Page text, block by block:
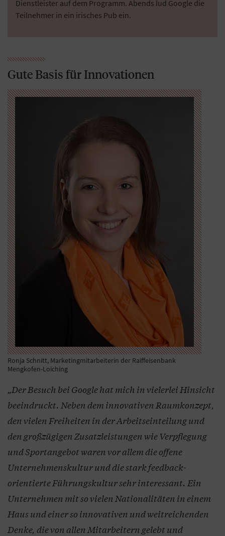
Dienstleister auf dem Programm. Abends lud Google die
Teilnehmer in ein irisches Pub ein.
Gute Basis für Innovationen
Ronja Schnitt, Marketingmitarbeiterin der Raiffeisenbank
Mengkofen-Loiching
„Der Besuch bei Google hat mich in vielerlei Hinsicht
beeindruckt. Neben dem innovativen Raumkonzept,
den vielen Freiheiten in der Arbeitseinteilung und
den großzügigen Zusatzleistungen wie Verpflegung
und Sportangebot waren vor allem die offene
Unternehmenskultur und die stark feedback-
orientierte Führungskultur sehr interessant. Ein
Unternehmen mit so vielen Nationalitäten in einem
Haus und einer so innovativen und weitreichenden
Denke, die von allen Mitarbeitern gelebt und